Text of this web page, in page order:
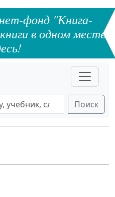
фонд "Книга-
в одном месте
Поиск